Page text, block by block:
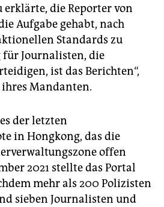
die Reporter von
Aufgabe gehabt, nach
Standards zu
für Journalisten, die
ist das Berichten“,
ihres Mandanten.
der letzten
in Hongkong, das die
offen
2021 stellte das Portal
mehr als 200 Polizisten
sieben Journalisten und